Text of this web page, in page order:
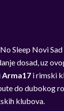
Sleep Novi
dosad, uz
Arma17 i rimski
do dubokog
klubova.